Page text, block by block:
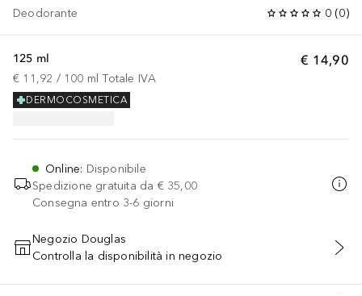
Deodorante 0 (0)
€ 14,90
125 ml
€ 11,92 / 100 ml Totale IVA
DERMOCOSMETICA
Online: Disponibile
Spedizione gratuita da € 35,00
Consegna entro 3-6 giorni
AGGIUNGI AL CARRELLO
Negozio Douglas
Controlla la disponibilità in negozio